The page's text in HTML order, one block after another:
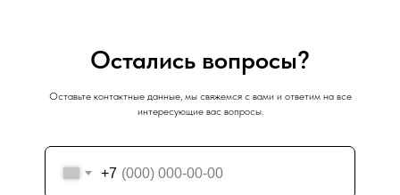
Остались вопросы?
Оставьте контактные данные, мы свяжемся с вами и ответим на все
интересующие вас вопросы.
+7